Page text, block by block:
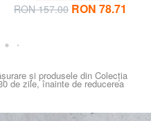
RON 157.00 RON 78.71
și produsele din Colecția
de zile, înainte de reducerea